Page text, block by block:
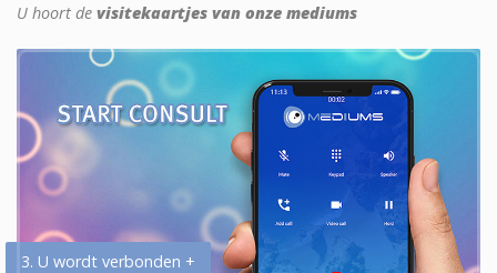
U hoort de visitekaartjes van onze mediums
3. U wordt verbonden +